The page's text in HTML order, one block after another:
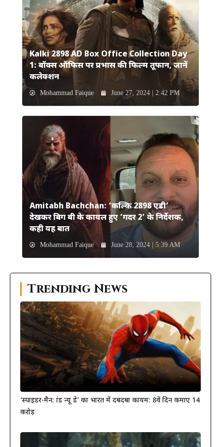
Kalki 2898 AD Box Office Collection Day
1: बॉक्स ऑफिस पर प्रभास की फिल्म तूफान, जानें
कलेक्शन
Mohammad Faique June 27, 2024 | 2:42 PM
Amitabh Bachchan: ‘कल्कि 2898 एडी’
देखकर बिग बी के कायल हुए ‘गदर 2’ के निर्देशक,
कही यह बात
Mohammad Faique June 28, 2024 | 5:39 AM
Trending News
‘स्पाइडर-मैन: ब्रांड न्यू डे’ का भारत में दबदबा कायम: 8वें दिन कमाए 14
करोड़